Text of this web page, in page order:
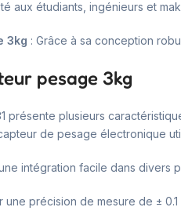
aux étudiants, ingénieurs et
3kg : Grâce à sa conception
pesage 3kg
présente plusieurs
de pesage électronique
intégration facile dans divers
une précision de mesure de ±